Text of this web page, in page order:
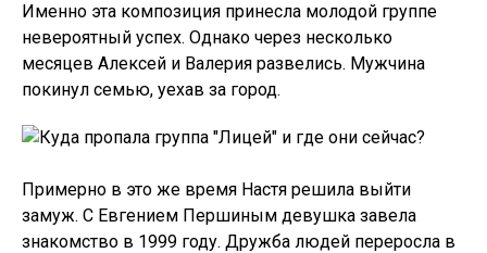
Именно эта композиция принесла молодой группе
невероятный успех. Однако через несколько
месяцев Алексей и Валерия развелись. Мужчина
покинул семью, уехав за город.
Примерно в это же время Настя решила выйти
замуж. С Евгением Першиным девушка завела
знакомство в 1999 году. Дружба людей переросла в